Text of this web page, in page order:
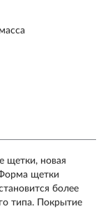
щетки, новая
щетки
более
типа. Покрытие